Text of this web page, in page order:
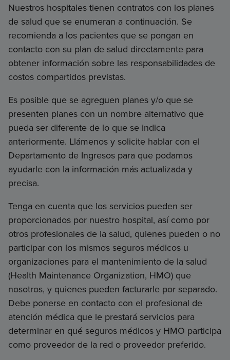
Nuestros hospitales tienen contratos con los planes
de salud que se enumeran a continuación. Se
recomienda a los pacientes que se pongan en
contacto con su plan de salud directamente para
obtener información sobre las responsabilidades de
costos compartidos previstas.
Es posible que se agreguen planes y/o que se
presenten planes con un nombre alternativo que
pueda ser diferente de lo que se indica
anteriormente. Llámenos y solicite hablar con el
Departamento de Ingresos para que podamos
ayudarle con la información más actualizada y
precisa.
Tenga en cuenta que los servicios pueden ser
proporcionados por nuestro hospital, así como por
otros profesionales de la salud, quienes pueden o no
participar con los mismos seguros médicos u
organizaciones para el mantenimiento de la salud
(Health Maintenance Organization, HMO) que
nosotros, y quienes pueden facturarle por separado.
Debe ponerse en contacto con el profesional de
atención médica que le prestará servicios para
determinar en qué seguros médicos y HMO participa
como proveedor de la red o proveedor preferido.